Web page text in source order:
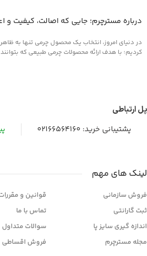
درباره مسترچرم؛ جایی که اصالت، کیفیت و
در دنیای امروز، انتخاب یک محصول چرمی تنها به
کردیم؛ با هدف ارائه محصولات چرمی طبیعی که
پل ارتباطی
پشتیبانی خرید: 02166564160
لینک های مهم
فروش سازمانی
ثبت گارانتی
اندازه گیری سایز پا
مجله مسترچرم
قوانین و
تماس با ما
سوالات متداول
فروش اقساطی